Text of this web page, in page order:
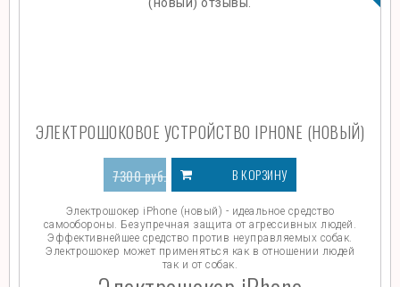
ЭЛЕКТРОШОКОВОЕ УСТРОЙСТВО IPHONE (НОВЫЙ)
7300руб.
3700руб.
В КОРЗИНУ
Электрошокер iPhone (новый) - идеальное средство
самообороны. Безупречная защита от агрессивных людей.
Эффективнейшее средство против неуправляемых собак.
Электрошокер может применяться как в отношении людей
так и от собак.